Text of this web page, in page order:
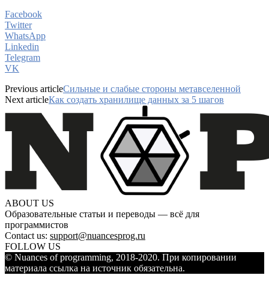
Facebook
Twitter
WhatsApp
Linkedin
Telegram
VK
Previous articleСильные и слабые стороны метавселенной
Next articleКак создать хранилище данных за 5 шагов
ABOUT US
Образовательные статьи и переводы — всё для
программистов
Contact us: support@nuancesprog.ru
FOLLOW US
© Nuances of programming, 2018-2020. При копировании
материала ссылка на источник обязательна.